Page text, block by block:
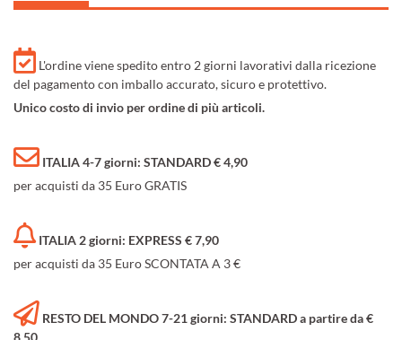
L'ordine viene spedito entro 2 giorni lavorativi dalla ricezione
del pagamento con imballo accurato, sicuro e protettivo.
Unico costo di invio per ordine di più articoli.
ITALIA 4-7 giorni: STANDARD € 4,90
per acquisti da 35 Euro GRATIS
ITALIA 2 giorni: EXPRESS € 7,90
per acquisti da 35 Euro SCONTATA A 3 €
RESTO DEL MONDO 7-21 giorni: STANDARD a partire da €